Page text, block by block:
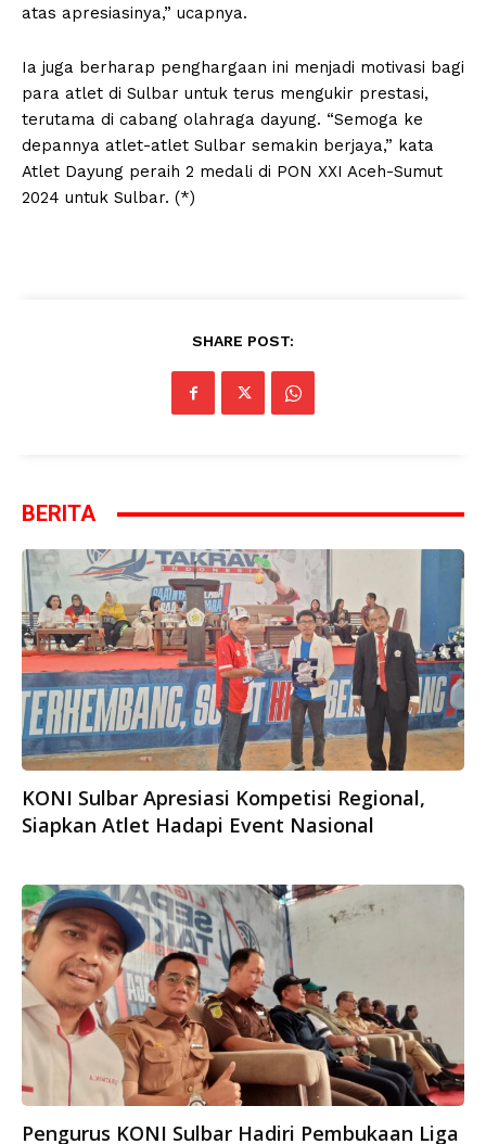
atas apresiasinya,” ucapnya.
Ia juga berharap penghargaan ini menjadi motivasi bagi
para atlet di Sulbar untuk terus mengukir prestasi,
terutama di cabang olahraga dayung. “Semoga ke
depannya atlet-atlet Sulbar semakin berjaya,” kata
Atlet Dayung peraih 2 medali di PON XXI Aceh-Sumut
2024 untuk Sulbar. (*)
SHARE POST:
BERITA
KONI Sulbar Apresiasi Kompetisi Regional,
Siapkan Atlet Hadapi Event Nasional
Pengurus KONI Sulbar Hadiri Pembukaan Liga